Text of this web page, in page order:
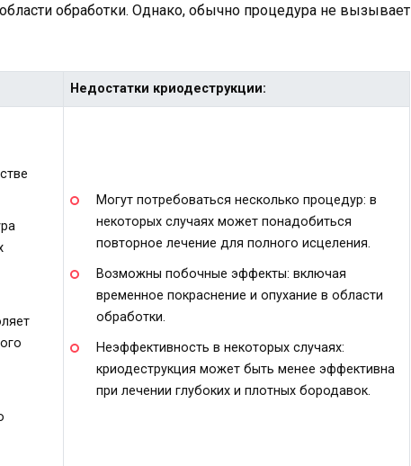
обработки. Однако, обычно процедура не вызывает
Недостатки криодеструкции:
Могут потребоваться несколько процедур: в
некоторых случаях может понадобиться
повторное лечение для полного исцеления.
Возможны побочные эффекты: включая
временное покраснение и опухание в области
обработки.
Неэффективность в некоторых случаях:
криодеструкция может быть менее эффективна
при лечении глубоких и плотных бородавок.